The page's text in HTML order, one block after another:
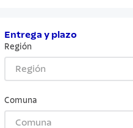
Entrega y plazo
Región
Región
Comuna
Comuna